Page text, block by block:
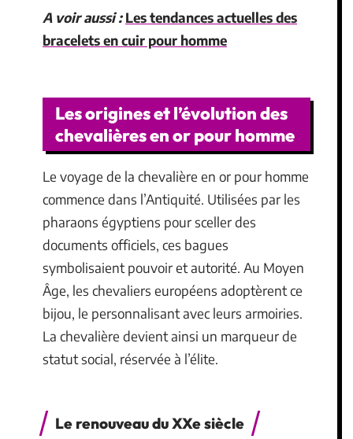
A voir aussi : Les tendances actuelles des
bracelets en cuir pour homme
Les origines et l’évolution des
chevalières en or pour homme
Le voyage de la chevalière en or pour homme
commence dans l’Antiquité. Utilisées par les
pharaons égyptiens pour sceller des
documents officiels, ces bagues
symbolisaient pouvoir et autorité. Au Moyen
Âge, les chevaliers européens adoptèrent ce
bijou, le personnalisant avec leurs armoiries.
La chevalière devient ainsi un marqueur de
statut social, réservée à l’élite.
Le renouveau du XXe siècle